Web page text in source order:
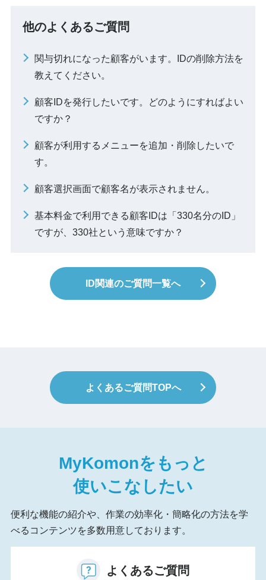
他のよくあるご質問
関与切れになった顧客がいます。IDの削除方法を
教えてください。
顧客IDを発行したいです。どのようにすればよい
ですか？
顧客が利用するメニューを追加・削除したいで
す。
顧客選択画面で顧客名が表示されません。
基本料金で利用できる顧客IDは「330名分のID」
ですが、330社という意味ですか？
ID関連のご質問一覧へ
よくあるご質問TOPへ
MyKomonをもっと
使いこなしたい
便利な機能の紹介や、作業の効率化・簡略化の方法を学
べるコンテンツを多数用意しております。
よくあるご質問